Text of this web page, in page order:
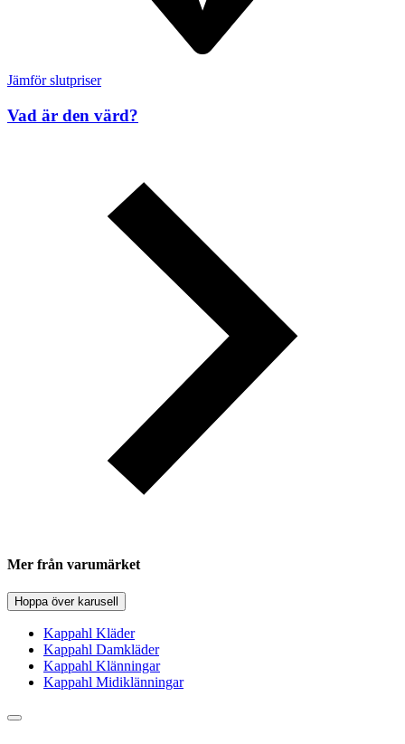
Jämför slutpriser
Vad är den värd?
Mer från varumärket
Hoppa över karusell
Kappahl Kläder
Kappahl Damkläder
Kappahl Klänningar
Kappahl Midiklänningar